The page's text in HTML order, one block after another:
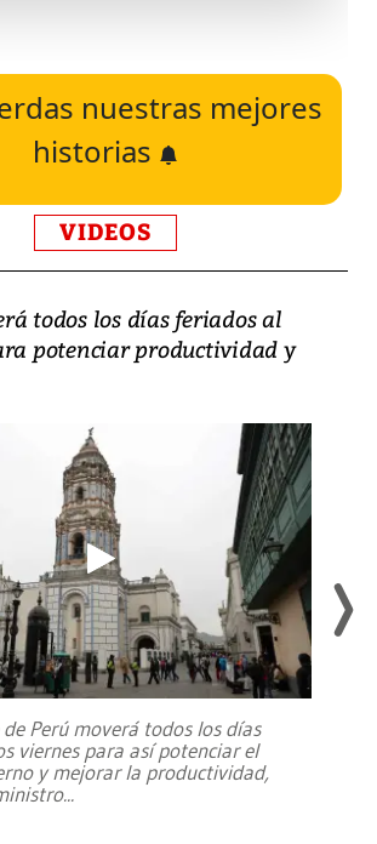
nuestras mejores
historias
VIDEOS
todos los días feriados al
potenciar productividad y
Perú moverá todos los días
viernes para así potenciar el
y mejorar la productividad,
...